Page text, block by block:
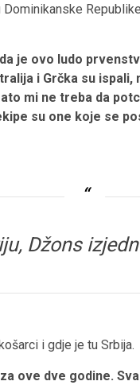
je ovo ludo
i Grčka su ispali,
mi ne treba da
su one koje se
Džons
i gdje je tu Srbija.
ove dve godine.